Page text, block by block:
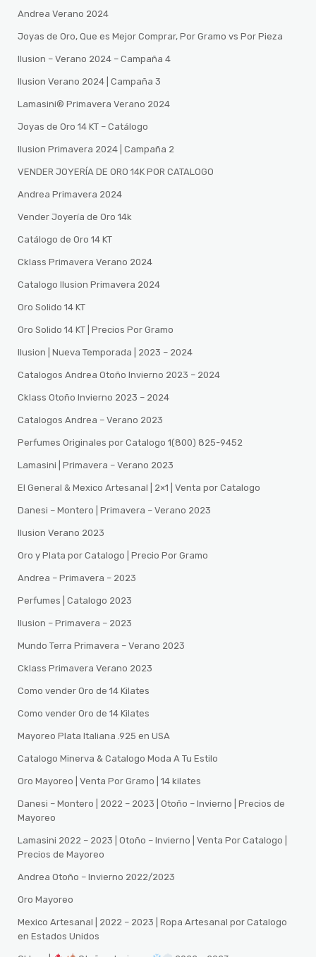
Andrea Verano 2024
Joyas de Oro, Que es Mejor Comprar, Por Gramo vs Por Pieza
Ilusion – Verano 2024 – Campaña 4
Ilusion Verano 2024 | Campaña 3
Lamasini®️ Primavera Verano 2024
Joyas de Oro 14 KT – Catálogo
Ilusion Primavera 2024 | Campaña 2
VENDER JOYERÍA DE ORO 14K POR CATALOGO
Andrea Primavera 2024
Vender Joyería de Oro 14k
Catálogo de Oro 14 KT
Cklass Primavera Verano 2024
Catalogo Ilusion Primavera 2024
Oro Solido 14 KT
Oro Solido 14 KT | Precios Por Gramo
Ilusion | Nueva Temporada | 2023 – 2024
Catalogos Andrea Otoño Invierno 2023 – 2024
Cklass Otoño Invierno 2023 – 2024
Catalogos Andrea – Verano 2023
Perfumes Originales por Catalogo 1(800) 825-9452
Lamasini | Primavera – Verano 2023
El General & Mexico Artesanal | 2×1 | Venta por Catalogo
Danesi – Montero | Primavera – Verano 2023
Ilusion Verano 2023
Oro y Plata por Catalogo | Precio Por Gramo
Andrea – Primavera – 2023
Perfumes | Catalogo 2023
Ilusion – Primavera – 2023
Mundo Terra Primavera – Verano 2023
Cklass Primavera Verano 2023
Como vender Oro de 14 Kilates
Como vender Oro de 14 Kilates
Mayoreo Plata Italiana .925 en USA
Catalogo Minerva & Catalogo Moda A Tu Estilo
Oro Mayoreo | Venta Por Gramo | 14 kilates
Danesi – Montero | 2022 – 2023 | Otoño – Invierno | Precios de
Mayoreo
Lamasini 2022 – 2023 | Otoño – Invierno | Venta Por Catalogo |
Precios de Mayoreo
Andrea Otoño – Invierno 2022/2023
Oro Mayoreo
Mexico Artesanal | 2022 – 2023 | Ropa Artesanal por Catalogo
en Estados Unidos